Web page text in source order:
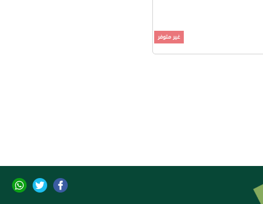
غير متوفر